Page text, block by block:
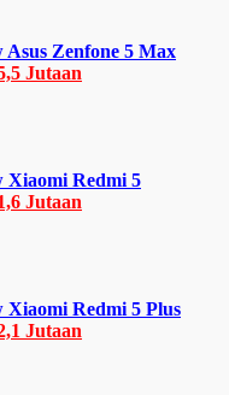
Asus Zenfone 5 Max
Jutaan
Xiaomi Redmi 5
Jutaan
Xiaomi Redmi 5 Plus
Jutaan